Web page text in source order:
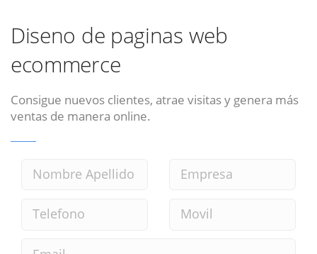
Diseno de paginas web
ecommerce
Consigue nuevos clientes, atrae visitas y genera más
ventas de manera online.